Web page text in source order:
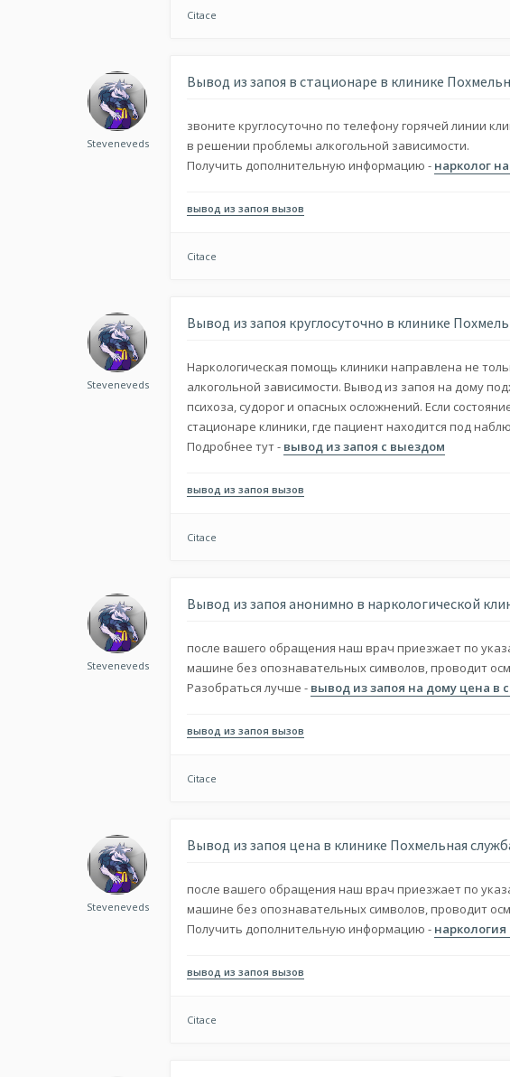
Citace
Steveneveds
Вывод из запоя в стационаре в клинике
звоните круглосуточно по телефону горячей линии
в решении проблемы алкогольной зависимости.
Получить дополнительную информацию - нарколог
вывод из запоя вызов
Citace
Steveneveds
Вывод из запоя круглосуточно в клинике
Наркологическая помощь клиники направлена не
алкогольной зависимости. Вывод из запоя на дому
психоза, судорог и опасных осложнений. Если
стационаре клиники, где пациент находится под
Подробнее тут - вывод из запоя с выездом
вывод из запоя вызов
Citace
Steveneveds
Вывод из запоя анонимно в наркологической
после вашего обращения наш врач приезжает по
машине без опознавательных символов, проводит
Разобраться лучше - вывод из запоя на дому цена в
вывод из запоя вызов
Citace
Steveneveds
Вывод из запоя цена в клинике Похмельная
после вашего обращения наш врач приезжает по
машине без опознавательных символов, проводит
Получить дополнительную информацию -
вывод из запоя вызов
Citace